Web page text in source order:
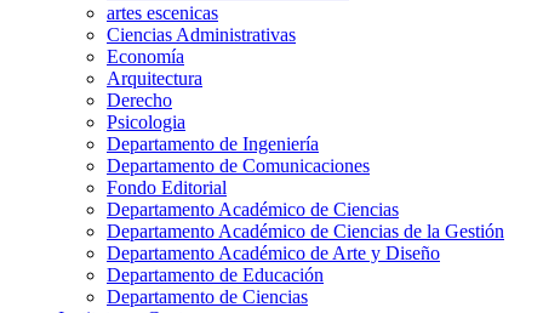
artes escenicas
Ciencias Administrativas
Economía
Arquitectura
Derecho
Psicologia
Departamento de Ingeniería
Departamento de Comunicaciones
Fondo Editorial
Departamento Académico de Ciencias
Departamento Académico de Ciencias de la Gestión
Departamento Académico de Arte y Diseño
Departamento de Educación
Departamento de Ciencias